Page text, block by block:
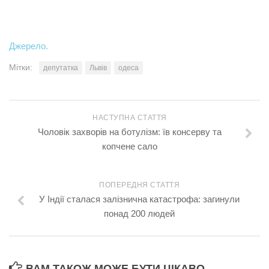
Джерело.
Мітки: депутатка Львів одеса
НАСТУПНА СТАТТЯ
Чоловік захворів на ботулізм: їв консерву та
копчене сало
ПОПЕРЕДНЯ СТАТТЯ
У Індії сталася залізнична катастрофа: загинули
понад 200 людей